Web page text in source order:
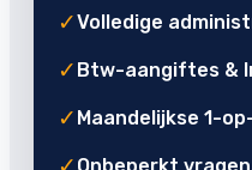
✓Volledige
✓ Btw-aangiftes &
✓ Maandelijkse 1-